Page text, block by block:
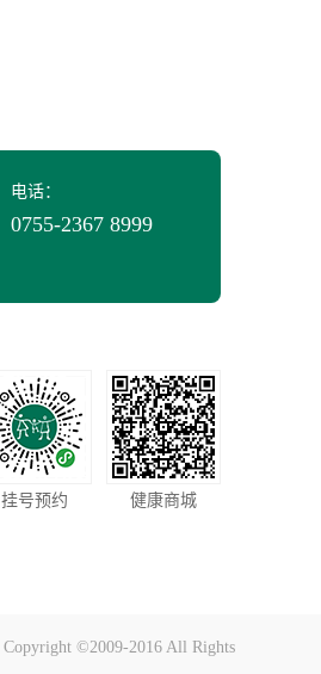
电话：
0755-2367 8999
挂号预约 健康商城
Copyright ©2009-2016 All Rights